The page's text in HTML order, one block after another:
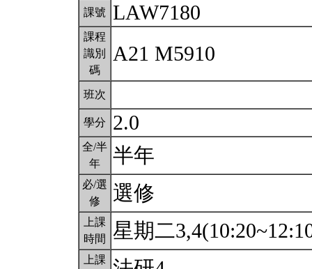
課號 LAW7180
課程
識別
碼
A21 M5910
班次
學分 2.0
全/半
年
半年
必/選
修
選修
上課
時間
星期二
上課